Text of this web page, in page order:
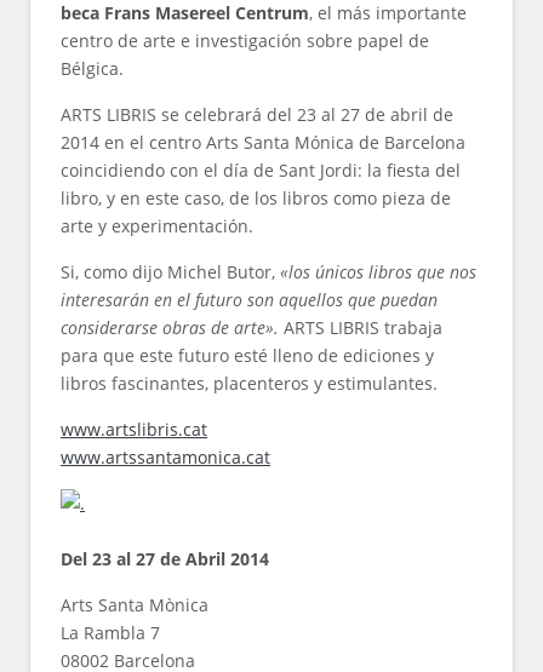
beca Frans Masereel Centrum, el más importante
centro de arte e investigación sobre papel de
Bélgica.
ARTS LIBRIS se celebrará del 23 al 27 de abril de
2014 en el centro Arts Santa Mónica de Barcelona
coincidiendo con el día de Sant Jordi: la fiesta del
libro, y en este caso, de los libros como pieza de
arte y experimentación.
Si, como dijo Michel Butor, «los únicos libros que nos
interesarán en el futuro son aquellos que puedan
considerarse obras de arte». ARTS LIBRIS trabaja
para que este futuro esté lleno de ediciones y
libros fascinantes, placenteros y estimulantes.
www.artslibris.cat
www.artssantamonica.cat
Del 23 al 27 de Abril 2014
Arts Santa Mònica
La Rambla 7
08002 Barcelona